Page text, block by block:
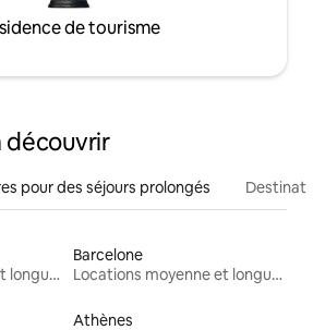
de tourisme
découvrir
pour des séjours prolongés
Locations moyenne et longue durée
Barcelone
Locations moyenne et longue durée
Athènes